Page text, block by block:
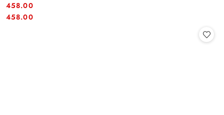
Cena:
458.00
Cena:
458.00